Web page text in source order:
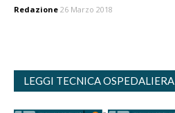
Redazione 26 Marzo 2018
LEGGI TECNICA OSPEDALIERA